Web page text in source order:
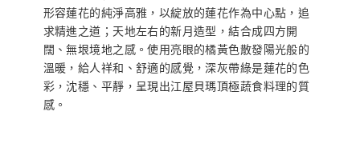
形容蓮花的純淨高雅，以綻放的蓮花作為中心點，追
求精進之道；天地左右的新月造型，結合成四方開
闊、無垠境地之感。使用亮眼的橘黃色散發陽光般的
溫暖，給人祥和、舒適的感覺，深灰帶綠是蓮花的色
彩，沈穩、平靜，呈現出江屋貝瑪頂極蔬食料理的質
感。